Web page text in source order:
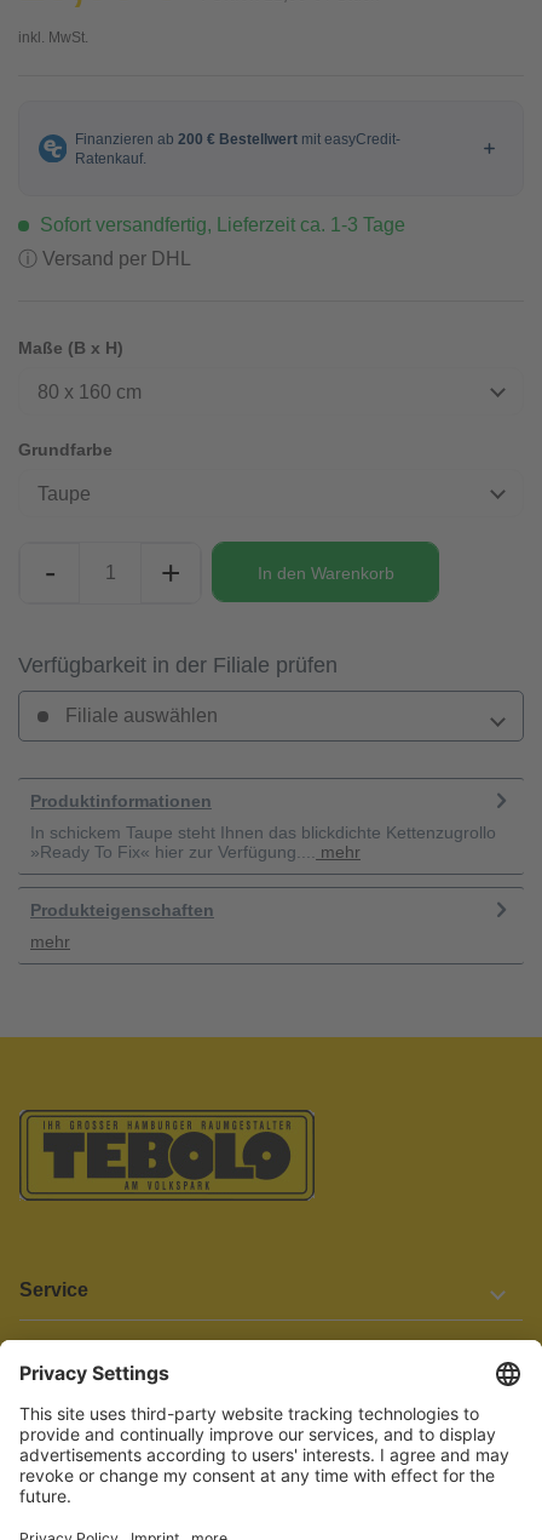
inkl. MwSt.
Sofort versandfertig, Lieferzeit ca. 1-3 Tage
ⓘ Versand per DHL
Maße (B x H)
80 x 160 cm
Grundfarbe
Taupe
- + In den Warenkorb
Verfügbarkeit in der Filiale prüfen
Filiale auswählen
Produktinformationen
In schickem Taupe steht Ihnen das blickdichte Kettenzugrollo
»Ready To Fix« hier zur Verfügung....
mehr
Produkteigenschaften
mehr
Service
Informationen
Barrierefreiheit
Wir bemühen uns, unsere Website barrierefrei zu gestalten.
Einige Inhalte und Funktionen sind derzeit jedoch noch nicht
vollständig zugänglich. Wenn Sie auf Barrieren stoßen oder Hilfe
benötigen, kontaktieren Sie uns bitte unter service[at]knutzen.de.